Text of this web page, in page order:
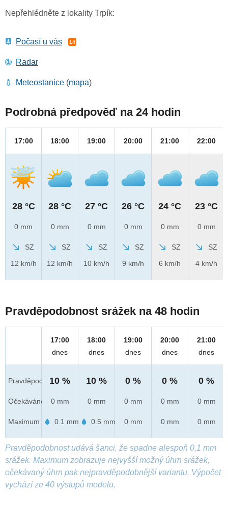
Nepřehlédněte z lokality Trpík:
Počasí u vás 14
Radar
Meteostanice (mapa)
Podrobná předpověď na 24 hodin
17:00
28 °C
0 mm
SZ
12 km/h
18:00
28 °C
0 mm
SZ
12 km/h
19:00
27 °C
0 mm
SZ
10 km/h
20:00
26 °C
0 mm
SZ
9 km/h
21:00
24 °C
0 mm
SZ
6 km/h
22:00
23 °C
0 mm
SZ
4 km/h
Pravděpodobnost srážek na 48 hodin
Pravděpod.
Očekáváno
Maximum
17:00
dnes
10 %
0 mm
0.1 mm
18:00
dnes
10 %
0 mm
0.5 mm
19:00
dnes
0 %
0 mm
0 mm
20:00
dnes
0 %
0 mm
0 mm
21:00
dnes
0 %
0 mm
0 mm
Pravděpodobnost udává šanci, že spadne alespoň 0,1 mm
srážek. Maximum zobrazuje nejvyšší možný úhrn srážek,
očekávaný úhrn pak nejpravděpodobnější variantu. Výpočet
vychází ze 40 výstupů modelu.